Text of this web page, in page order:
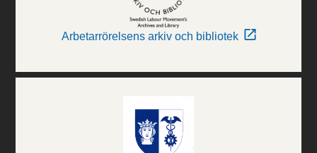
Arbetarrörelsens arkiv och bibliotek